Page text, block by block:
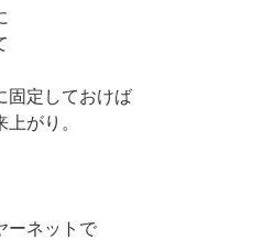
固定しておけば
がり。
ーネットで